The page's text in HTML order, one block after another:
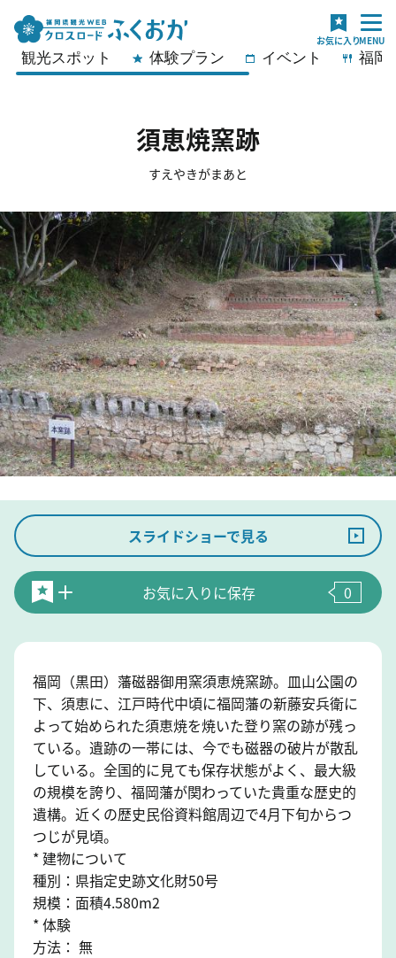
観光スポット 体験プラン イベント 福岡
須恵焼窯跡
すえやきがまあと
スライドショーで見る
お気に入りに保存 0
福岡（黒田）藩磁器御用窯須恵焼窯跡。皿山公園の
下、須恵に、江戸時代中頃に福岡藩の新藤安兵衛に
よって始められた須恵焼を焼いた登り窯の跡が残っ
ている。遺跡の一帯には、今でも磁器の破片が散乱
している。全国的に見ても保存状態がよく、最大級
の規模を誇り、福岡藩が関わっていた貴重な歴史的
遺構。近くの歴史民俗資料館周辺で4月下旬からつ
つじが見頃。
* 建物について
種別：県指定史跡文化財50号
規模：面積4.580m2
* 体験
方法： 無